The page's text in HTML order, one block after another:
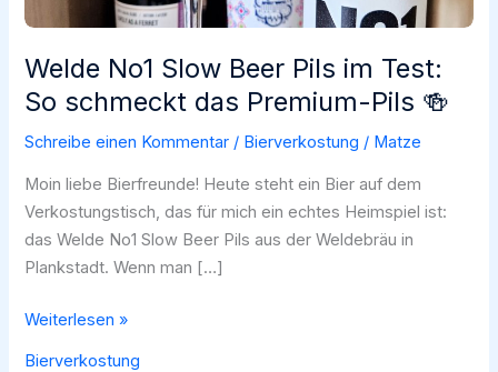
Welde No1 Slow Beer Pils im Test:
So schmeckt das Premium-Pils 🍻
Schreibe einen Kommentar / Bierverkostung / Matze
Moin liebe Bierfreunde! Heute steht ein Bier auf dem
Verkostungstisch, das für mich ein echtes Heimspiel ist:
das Welde No1 Slow Beer Pils aus der Weldebräu in
Plankstadt. Wenn man […]
Welde
Weiterlesen »
Bierverkostung